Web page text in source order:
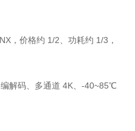
，价格约 1/2、功耗约 1/3，
解码、多通道 4K、-40~85℃